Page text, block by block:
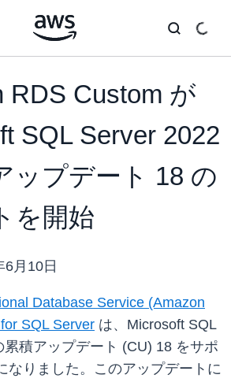
RDS Custom が
SQL Server 2022
ップデート 18 の
を開始
6月10日
Database Service (Amazon
SQL Server は、Microsoft SQL
累積アップデート (CU) 18 をサポ
なりました。このアップデートに